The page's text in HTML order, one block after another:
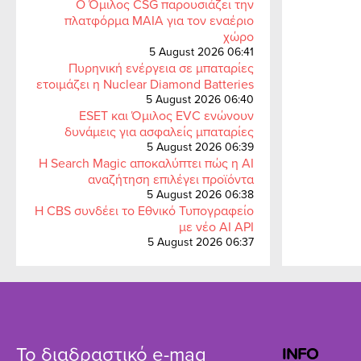
Ο Όμιλος CSG παρουσιάζει την
πλατφόρμα MAIA για τον εναέριο
χώρο
5 August 2026 06:41
Πυρηνική ενέργεια σε μπαταρίες
ετοιμάζει η Nuclear Diamond Batteries
5 August 2026 06:40
ESET και Όμιλος EVC ενώνουν
δυνάμεις για ασφαλείς μπαταρίες
5 August 2026 06:39
Η Search Magic αποκαλύπτει πώς η AI
αναζήτηση επιλέγει προϊόντα
5 August 2026 06:38
Η CBS συνδέει το Εθνικό Τυπογραφείο
με νέο AI API
5 August 2026 06:37
Το διαδραστικό e-mag INFO